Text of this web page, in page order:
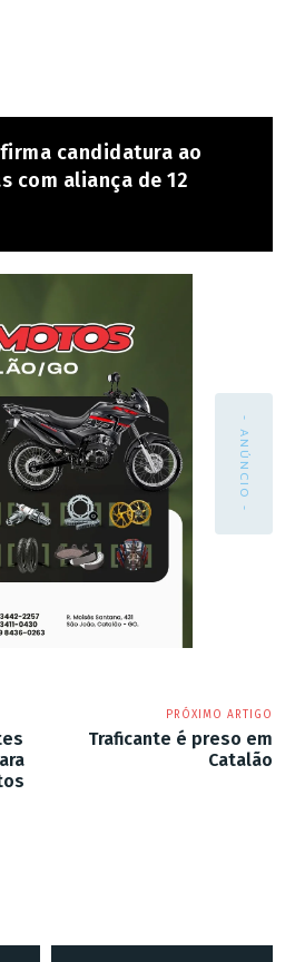
candidatura ao
com aliança de 12
- ANÚNCIO -
PRÓXIMO ARTIGO
Traficante é preso em
Catalão